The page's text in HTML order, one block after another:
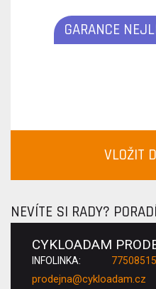
GARANCE
VLOŽIT
NEVÍTE SI RADY?
CYKLOADAM
INFOLINKA:
prodejna@cykloadam.cz